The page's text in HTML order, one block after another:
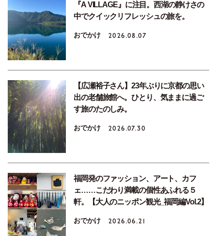
『A VILLAGE』に注目。西湖の静けさの
中でクイックリフレッシュの旅を。
おでかけ 2026.08.07
【広瀬裕子さん】23年ぶりに京都の思い
出の老舗旅館へ。ひとり、気ままに過ご
す旅のたのしみ。
おでかけ 2026.07.30
福岡発のファッション、アート、カフ
ェ……こだわり満載の個性あふれる５
軒。【大人のニッポン観光_福岡編Vol.2】
おでかけ 2026.06.21